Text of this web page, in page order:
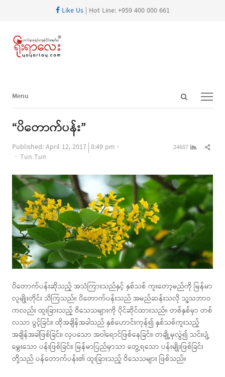
Like Us| Hot Line: +959 400 000 661
Open
Menu
Menu
“ပိတောက်ပန်း”
Published:April 12, 2017 8:49 pm
Author
Tun Tun
24687
ပိတောက်ပန်းဆိုသည့် အသံကြားသည်နှင့် နှစ်သစ် ကူးတော့မည်ကို မြန်မာ
လူမျိုးတိုင်း သိကြသည်။ ပိတောက်ပန်းသည် အမည်ဆန်းသလို သူ့သဘာဝ
ကလည်း ထူးခြားသည့် ဝိသေသများကို ပိုင်ဆိုင်ထားသည်။ တစ်နှစ်မှာ တစ်
လသာ ပွင့်ခြင်း၊ ထိုအချိန်အခါသည် နှစ်ဟောင်းကုန်၍ နှစ်သစ်ကူးသည့်
အချိန်အခါဖြစ်ခြင်း၊ လှပသော အဝါရောင်ဖြစ်နေခြင်း၊ တချို့မှလွဲ၍ သင်းပျံ့
မွှေးသော ပန်းဖြစ်ခြင်း၊ မြန်မာပြည်မှာသာ တွေ့ရသော ပန်းမျိုးဖြစ်ခြင်း
တို့သည် ပန်တောက်ပန်း၏ ထူးခြားသည့် ဝိသေသများ ဖြစ်သည်။